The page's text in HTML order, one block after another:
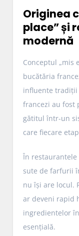
Originea
place” și
modernă
Conceptul „mis
bucătăria
influente tradiții
francezi au fost
gătitul într-un
care fiecare
În restaurantele
sute de farfurii
nu își are locul.
ar deveni rapid
ingredientelor
esențială.